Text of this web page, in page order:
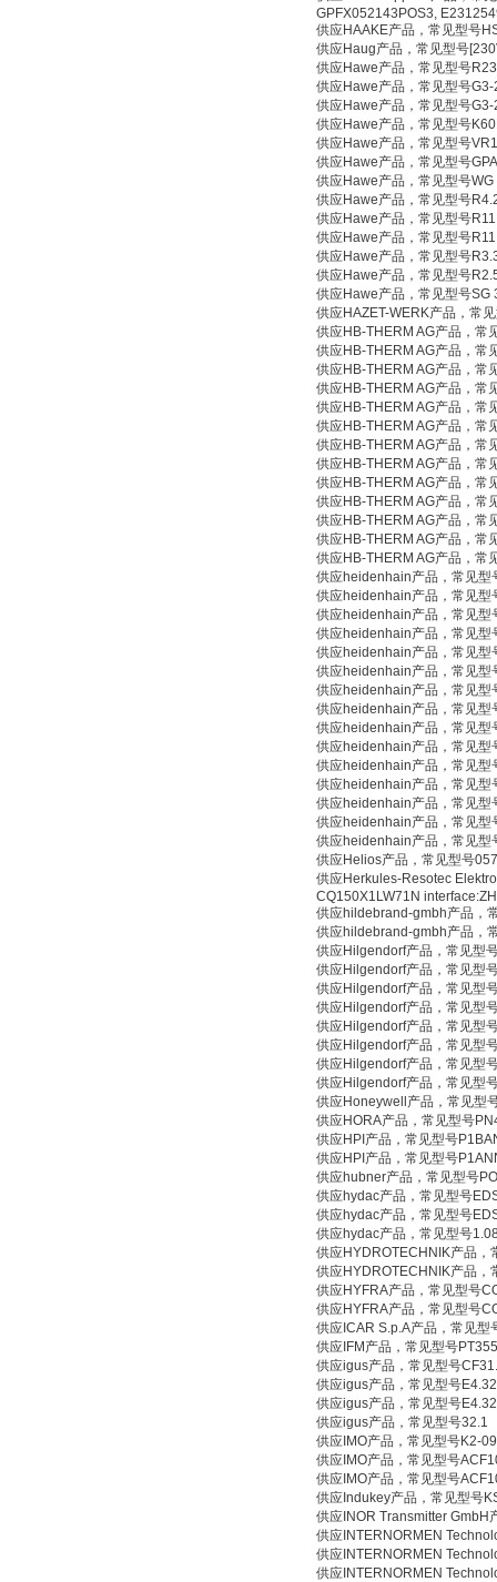
GPFX052143POS3,
供应HAAKE产品，常见型号
供应Haug产品，常见型号
供应Hawe产品，常见型号
供应Hawe产品，常见型号
供应Hawe产品，常见型号
供应Hawe产品，常见型号
供应Hawe产品，常见型号
供应Hawe产品，常见型号
供应Hawe产品，常见型号
供应Hawe产品，常见型号
供应Hawe产品，常见型号
供应Hawe产品，常见型号
供应Hawe产品，常见型号
供应Hawe产品，常见型号
供应Hawe产品，常见型号SG
供应HAZET-WERK产品，常
供应HB-THERM AG产品，常
供应HB-THERM AG产品，常
供应HB-THERM AG产品，常
供应HB-THERM AG产品，常
供应HB-THERM AG产品，常
供应HB-THERM AG产品，常
供应HB-THERM AG产品，常
供应HB-THERM AG产品，常
供应HB-THERM AG产品，常
供应HB-THERM AG产品，常
供应HB-THERM AG产品，常
供应HB-THERM AG产品，常
供应HB-THERM AG产品，常
供应heidenhain产品，常见
供应heidenhain产品，常见型
供应heidenhain产品，常见
供应heidenhain产品，常见
供应heidenhain产品，常见型
供应heidenhain产品，常见型
供应heidenhain产品，常见型
供应heidenhain产品，常见型
供应heidenhain产品，常见型
供应heidenhain产品，常见型
供应heidenhain产品，常见型
供应heidenhain产品，常见型
供应heidenhain产品，常见
供应heidenhain产品，常见型
供应heidenhain产品，常见
供应Helios产品，常见型号
供应Herkules-Resotec
CQ150X1LW71N
供应hildebrand-gmbh产品，
供应hildebrand-gmbh产品，
供应Hilgendorf产品，常见型
供应Hilgendorf产品，常见型
供应Hilgendorf产品，常见型
供应Hilgendorf产品，常见型
供应Hilgendorf产品，常见型
供应Hilgendorf产品，常见型
供应Hilgendorf产品，常见型
供应Hilgendorf产品，常见型
供应Honeywell产品，常见型
供应HORA产品，常见型号
供应HPI产品，常见型号
供应HPI产品，常见型号
供应hubner产品，常见型号
供应hydac产品，常见型号
供应hydac产品，常见型号
供应hydac产品，常见型号
供应HYDROTECHNIK产品
供应HYDROTECHNIK产品
供应HYFRA产品，常见型号
供应HYFRA产品，常见型号
供应ICAR S.p.A产品，常见
供应IFM产品，常见型号
供应igus产品，常见型号
供应igus产品，常见型号
供应igus产品，常见型号
供应igus产品，常见型号32.1
供应IMO产品，常见型号K2-
供应IMO产品，常见型号
供应IMO产品，常见型号
供应Indukey产品，常见型号
供应INOR Transmitter GmbH
供应INTERNORMEN
供应INTERNORMEN
供应INTERNORMEN